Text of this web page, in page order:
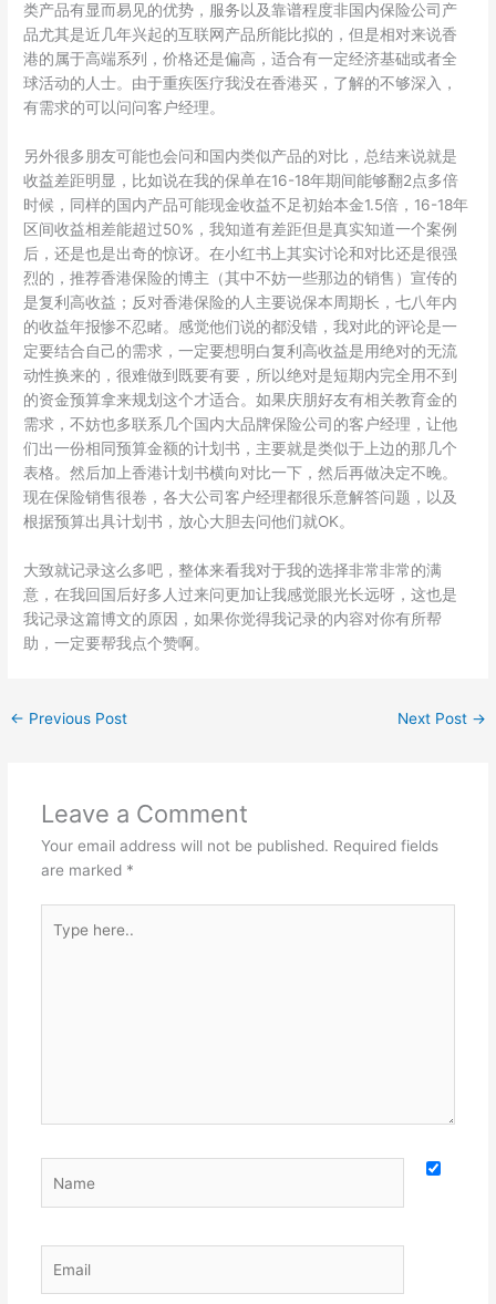
类产品有显而易见的优势，服务以及靠谱程度非国内保险公司产
品尤其是近几年兴起的互联网产品所能比拟的，但是相对来说香
港的属于高端系列，价格还是偏高，适合有一定经济基础或者全
球活动的人士。由于重疾医疗我没在香港买，了解的不够深入，
有需求的可以问问客户经理。
另外很多朋友可能也会问和国内类似产品的对比，总结来说就是
收益差距明显，比如说在我的保单在16-18年期间能够翻2点多倍
时候，同样的国内产品可能现金收益不足初始本金1.5倍，16-18年
区间收益相差能超过50%，我知道有差距但是真实知道一个案例
后，还是也是出奇的惊讶。在小红书上其实讨论和对比还是很强
烈的，推荐香港保险的博主（其中不妨一些那边的销售）宣传的
是复利高收益；反对香港保险的人主要说保本周期长，七八年内
的收益年报惨不忍睹。感觉他们说的都没错，我对此的评论是一
定要结合自己的需求，一定要想明白复利高收益是用绝对的无流
动性换来的，很难做到既要有要，所以绝对是短期内完全用不到
的资金预算拿来规划这个才适合。如果庆朋好友有相关教育金的
需求，不妨也多联系几个国内大品牌保险公司的客户经理，让他
们出一份相同预算金额的计划书，主要就是类似于上边的那几个
表格。然后加上香港计划书横向对比一下，然后再做决定不晚。
现在保险销售很卷，各大公司客户经理都很乐意解答问题，以及
根据预算出具计划书，放心大胆去问他们就OK。
大致就记录这么多吧，整体来看我对于我的选择非常非常的满
意，在我回国后好多人过来问更加让我感觉眼光长远呀，这也是
我记录这篇博文的原因，如果你觉得我记录的内容对你有所帮
助，一定要帮我点个赞啊。
← Previous Post Next Post →
Leave a Comment
Your email address will not be published. Required fields
are marked *
here..